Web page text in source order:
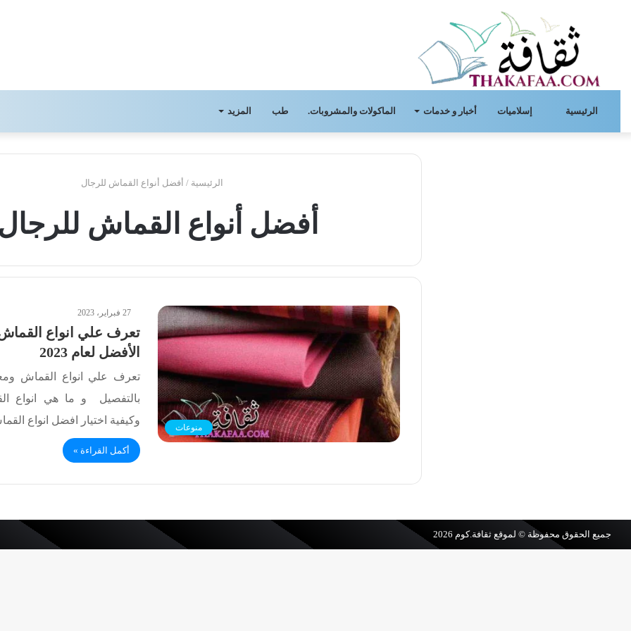
الرئيسية إسلاميات أخبار و خدمات الماكولات والمشروبات. طب المزيد
الرئيسية / أفضل أنواع القماش للرجال
أفضل أنواع القماش للرجال
منوعات
27 فبراير، 2023
تعرف علي انواع
الأفضل لعام 2023
تعرف علي انواع القماش
بالتفصيل و ما هي انواع
وكيفية اختيار افضل انواع
أكمل القراءة »
جميع الحقوق محفوظة © لموقعثقافة.كوم